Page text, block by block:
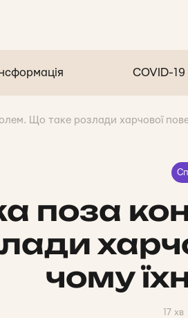
COVID-19
Що таке розлади харчової
поза
чому
17 хв